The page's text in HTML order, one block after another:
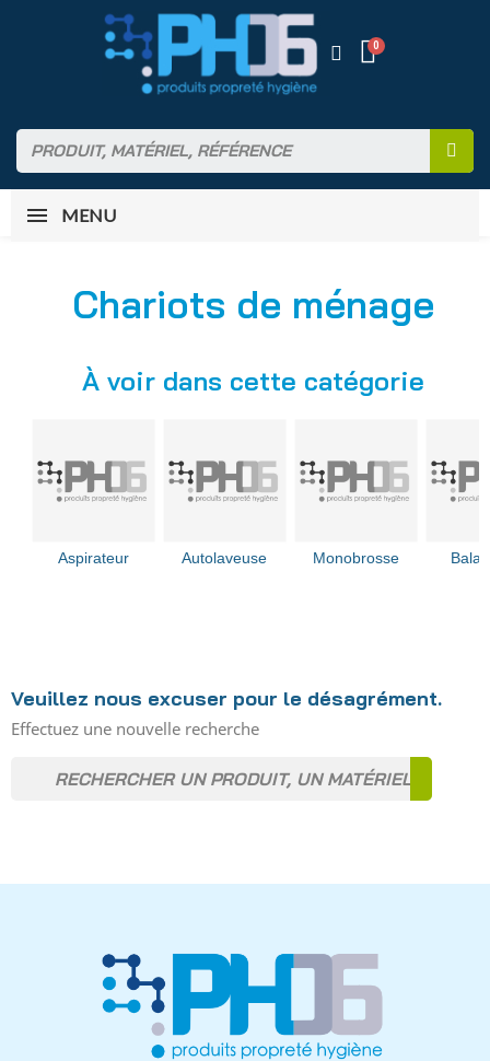
MENU
Chariots de ménage
À voir dans cette catégorie
Aspirateur Autolaveuse Monobrosse
Veuillez nous excuser pour le désagrément.
Effectuez une nouvelle recherche
